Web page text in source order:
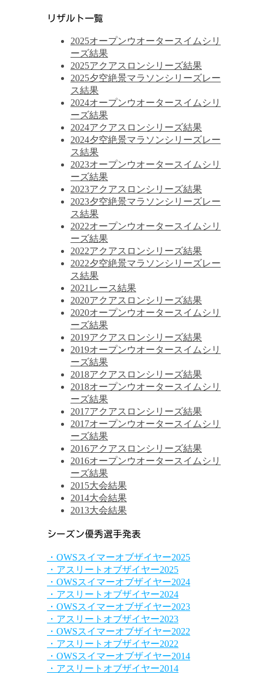
リザルト一覧
2025オープンウオータースイムシリ
ーズ結果
2025アクアスロンシリーズ結果
2025夕空絶景マラソンシリーズレー
ス結果
2024オープンウオータースイムシリ
ーズ結果
2024アクアスロンシリーズ結果
2024夕空絶景マラソンシリーズレー
ス結果
2023オープンウオータースイムシリ
ーズ結果
2023アクアスロンシリーズ結果
2023夕空絶景マラソンシリーズレー
ス結果
2022オープンウオータースイムシリ
ーズ結果
2022アクアスロンシリーズ結果
2022夕空絶景マラソンシリーズレー
ス結果
2021レース結果
2020アクアスロンシリーズ結果
2020オープンウオータースイムシリ
ーズ結果
2019アクアスロンシリーズ結果
2019オープンウオータースイムシリ
ーズ結果
2018アクアスロンシリーズ結果
2018オープンウオータースイムシリ
ーズ結果
2017アクアスロンシリーズ結果
2017オープンウオータースイムシリ
ーズ結果
2016アクアスロンシリーズ結果
2016オープンウオータースイムシリ
ーズ結果
2015大会結果
2014大会結果
2013大会結果
シーズン優秀選手発表
・OWSスイマーオブザイヤー2025
・アスリートオブザイヤー2025
・OWSスイマーオブザイヤー2024
・アスリートオブザイヤー2024
・OWSスイマーオブザイヤー2023
・アスリートオブザイヤー2023
・OWSスイマーオブザイヤー2022
・アスリートオブザイヤー2022
・OWSスイマーオブザイヤー2014
・アスリートオブザイヤー2014